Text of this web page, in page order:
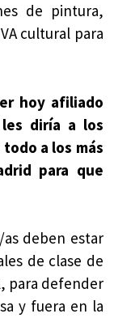
de pintura,
cultural para
hoy afiliado
les diría a los
a los más
para que
deben estar
de clase de
para defender
y fuera en la